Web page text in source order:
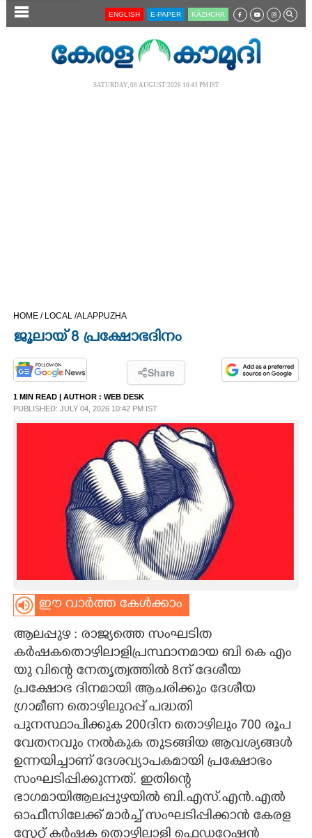
SECTIONS
OPINION
PHOTOS
ASTRO
CARTOONS
LITERATURE
ZOOM
CONTACT US
ENGLISH E-PAPER KĀZHCHA
SATURDAY, 08 AUGUST 2026 10.43 PM IST
HOME / LOCAL /ALAPPUZHA
ജൂലായ് 8 പ്രക്ഷോഭദിനം
Share
1 MIN READ | AUTHOR : WEB DESK
PUBLISHED: JULY 04, 2026 10:42 PM IST
ഈ വാർത്ത കേൾക്കാം
ആലപ്പുഴ :​ രാജ്യത്തെ സംഘടിത
കർഷകതൊഴിലാളിപ്രസ്ഥാനമായ ബി കെ എം
യു വിന്റെ നേതൃത്വത്തിൽ 8ന് ദേശീയ
പ്രക്ഷോഭ ദിനമായി ആചരിക്കും ദേശീയ
ഗ്രാമീണ തൊഴിലുറപ്പ് പദ്ധതി
പുനസ്ഥാപിക്കുക 200ദിന തൊഴിലും 700 രൂപ
വേതനവും നൽകുക തുടങ്ങിയ ആവശ്യങ്ങൾ
ഉന്നയിച്ചാണ് ദേശവ്യാപകമായി പ്രക്ഷോഭം
സംഘടിപ്പിക്കുന്നത്. ഇതിന്റെ
ഭാഗമായിആലപ്പുഴയിൽ ബി.എസ്.എൻ.എൽ
ഓഫീസിലേക്ക് മാർച്ച് സംഘടിപ്പിക്കാൻ കേരള